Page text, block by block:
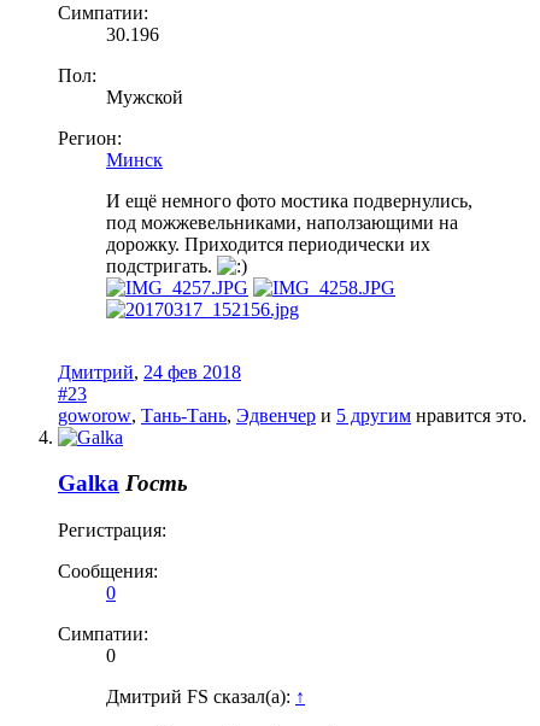
Симпатии:
30.196
Пол:
Мужской
Регион:
Минск
И ещё немного фото мостика подвернулись,
под можжевельниками, наползающими на
дорожку. Приходится периодически их
подстригать.
Дмитрий, 24 фев 2018
#23
goworow, Тань-Тань, Эдвенчер и 5 другим нравится это.
Galka Гость
Регистрация:
Сообщения:
0
Симпатии:
0
Дмитрий FS сказал(а): ↑